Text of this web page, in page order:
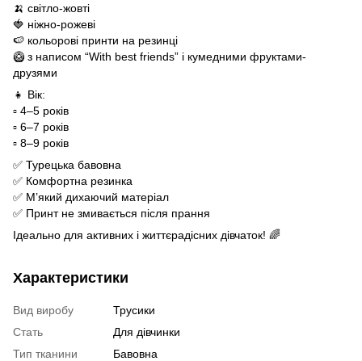
🍌 світло-жовті
🍓 ніжно-рожеві
🍉 кольорові принти на резинці
🥝 з написом “With best friends” і кумедними фруктами-
друзями
👧 Вік:
▫️ 4–5 років
▫️ 6–7 років
▫️ 8–9 років
✅ Турецька бавовна
✅ Комфортна резинка
✅ М’який дихаючий матеріал
✅ Принт не змивається після прання
Ідеально для активних і життєрадісних дівчаток! 🌈
Характеристики
Вид виробу
Трусики
Стать
Для дівчинки
Тип тканини
Бавовна